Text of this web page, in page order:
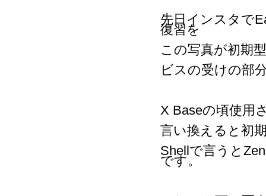
先日インスタで
復習を
この写真が初期
ビスの受けの部
X Baseの頃使用
言い換えると初
Shellで言うと
です。